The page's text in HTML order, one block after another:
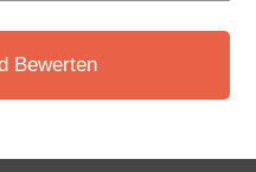
Bewerten